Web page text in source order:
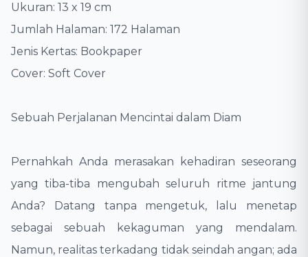
Ukuran: 13 x 19 cm
Jumlah Halaman: 172 Halaman
Jenis Kertas: Bookpaper
Cover: Soft Cover
Sebuah Perjalanan Mencintai dalam Diam
Pernahkah Anda merasakan kehadiran seseorang
yang tiba-tiba mengubah seluruh ritme jantung
Anda? Datang tanpa mengetuk, lalu menetap
sebagai sebuah kekaguman yang mendalam.
Namun, realitas terkadang tidak seindah angan; ada